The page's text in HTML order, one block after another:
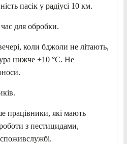
пасік у радіусі 10 км.
для обробки.
коли бджоли не літають,
нижче +10 °C. Не
працівники, які мають
з пестицидами,